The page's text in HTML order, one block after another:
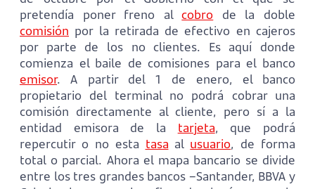
pretendía poner freno alcobro de la doble
comisión por la retirada de efectivo en cajeros
por parte de los no clientes. Es aquí donde
comienza el baile de comisiones para el banco
emisor. A partir del 1 de enero, el banco
propietario del terminal no podrá cobrar una
comisión directamente al cliente, pero sí a la
entidad emisora de la tarjeta, que podrá
repercutir o no esta tasa al usuario, de forma
total o parcial. Ahora el mapa bancario se divide
entre los tres grandes bancos –Santander, BBVA y